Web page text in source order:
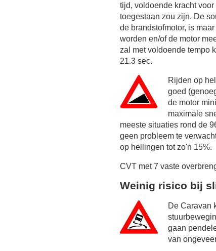
tijd, voldoende kracht
toegestaan zou zijn. De
de brandstofmotor, is
worden en/of de motor
zal met voldoende tempo
21.3 sec.
Rijden op
goed
de motor
maximale
meeste situaties rond de
geen probleem te
op hellingen tot zo'n 15%.
CVT met 7 vaste
Weinig risico bij
De Caravan
gaan
van